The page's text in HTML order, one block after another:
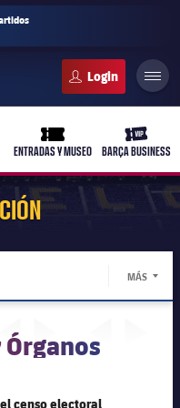
ticket-full
ENTRADAS Y MUSEO
ticket-
BARÇA BUSINESS
MÁS
censo electoral